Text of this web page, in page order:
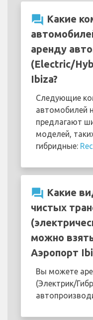
question_answer Какие
аренду
(Electric/
Ibiza?
Следующие
автомобилей
предлагают
моделей,
гибридные:
question_answer Какие
чистых
можно
Аэропорт
Вы можете
(Электрик/